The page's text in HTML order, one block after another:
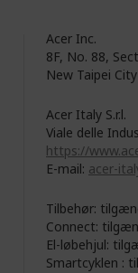
Acer Inc.
8F, No. 88,
New Taipei
Acer Italy S.r.l.
Viale delle
https://
E-mail: acer-
Tilbehør:
Connect:
El-løbehjul:
Smartcyklen :